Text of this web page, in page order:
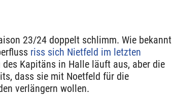
23/24 doppelt schlimm. Wie bekannt
riss sich Nietfeld im letzten
des Kapitäns in Halle läuft aus, aber die
dass sie mit Noetfeld für die
verlängern wollen.